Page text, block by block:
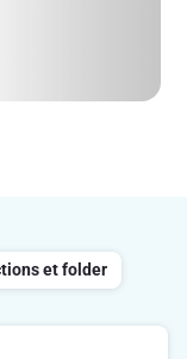
et folder